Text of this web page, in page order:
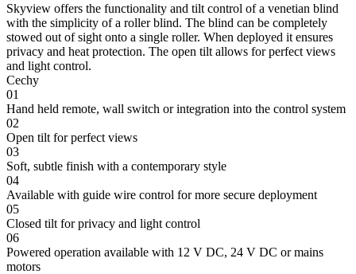
Skyview offers the functionality and tilt control of a venetian blind
with the simplicity of a roller blind. The blind can be completely
stowed out of sight onto a single roller. When deployed it ensures
privacy and heat protection. The open tilt allows for perfect views
and light control.
Cechy
01
Hand held remote, wall switch or integration into the control system
02
Open tilt for perfect views
03
Soft, subtle finish with a contemporary style
04
Available with guide wire control for more secure deployment
05
Closed tilt for privacy and light control
06
Powered operation available with 12 V DC, 24 V DC or mains
motors